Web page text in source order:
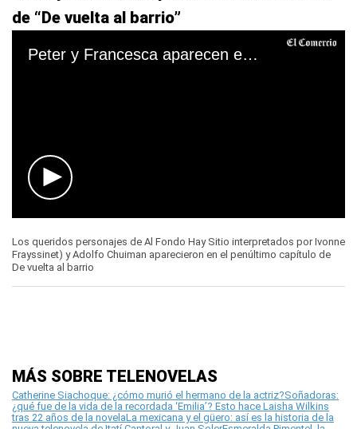
de “De vuelta al barrio”
Peter y Francesca aparecen en escena final De vuelta al barrio (21/12/19)
seconds
of
1
minute,
51
Los queridos personajes de Al Fondo Hay Sitio interpretados por Ivonne
Frayssinet) y Adolfo Chuiman aparecieron en el penúltimo capítulo de
De vuelta al barrio
MÁS SOBRE TELENOVELAS
Catherine Siachoque: ¿cómo murió el hermano de la actriz?Soñadoras:
¿qué fue de la vida de la recordada ‘Emilia’? Esto hace Laisha Wilkins
tras 22 años de la novelaLa mexicana y el güero: así es la historia de la